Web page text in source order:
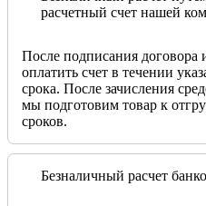
расчетный счет нашей
После подписания
оплатить счет в течении
срока. После зачисления
мы подготовим товар к
сроков.
Безналичный расчет